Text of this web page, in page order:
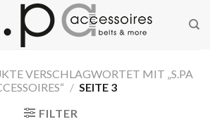
VERSCHLAGWORTET MIT „S.PA
/ SEITE 3
FILTER